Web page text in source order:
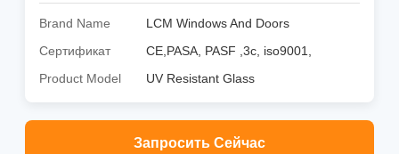
Brand Name
LCM Windows And Doors
Сертификат
CE,PASA, PASF ,3c, iso9001,
Product Model
UV Resistant Glass
Запросить Сейчас